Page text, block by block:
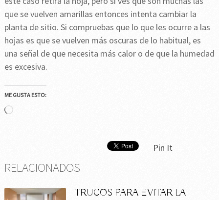
que se vuelven amarillas entonces intenta cambiar la
planta de sitio. Si compruebas que lo que les ocurre a las
hojas es que se vuelven más oscuras de lo habitual, es
una señal de que necesita más calor o de que la humedad
es excesiva.
ME GUSTA ESTO:
Cargando...
Pin It
RELACIONADOS
TRUCOS PARA EVITAR LA